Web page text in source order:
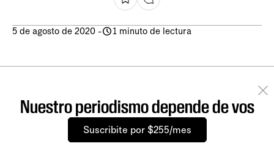
5 de agosto de 2020 - 1 minuto de lectura
Nuestro periodismo depende de vos
Suscribite por $255/mes